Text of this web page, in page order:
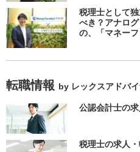
税理士として
べき？アナロ
の、「マネーフ
転職情報 by レックスアドバ
公認会計士の
税理士の求人